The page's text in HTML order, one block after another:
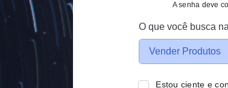
A senha deve
O que você busca
Vender Produtos
Estou ciente e